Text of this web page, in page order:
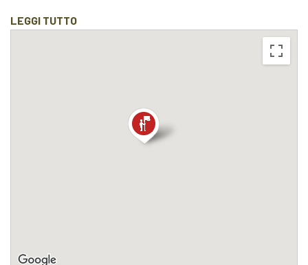
splendida vista sulla bassa Val Chisone e
ed raggiungibile
LEGGI TUTTO